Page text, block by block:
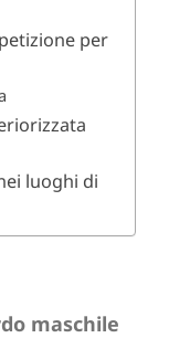
per
luoghi di
maschile